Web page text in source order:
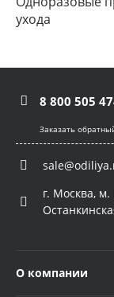
ухода
8 800 505
Заказать
г. Москва,
О компании